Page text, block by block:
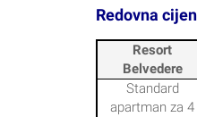
Redovna
Resort
Belvedere
Standard
apartman za 4